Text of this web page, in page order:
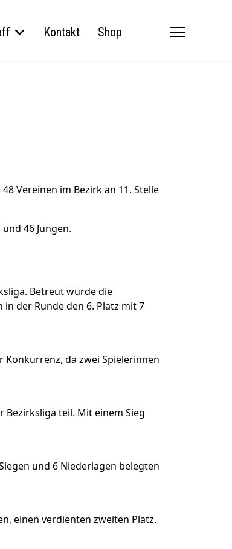
Kontakt Shop
Vereinen im Bezirk an 11. Stelle
46 Jungen.
Betreut wurde die
in der Runde den 6. Platz mit 7
Konkurrenz, da zwei Spielerinnen
Bezirksliga teil. Mit einem Sieg
und 6 Niederlagen belegten
einen verdienten zweiten Platz.